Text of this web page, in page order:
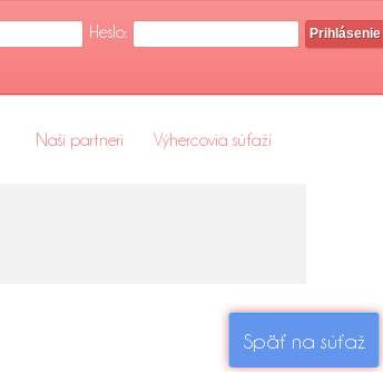
Heslo:
Prihlásenie
Naši partneri Výhercovia súťaží
Späť na súťaž